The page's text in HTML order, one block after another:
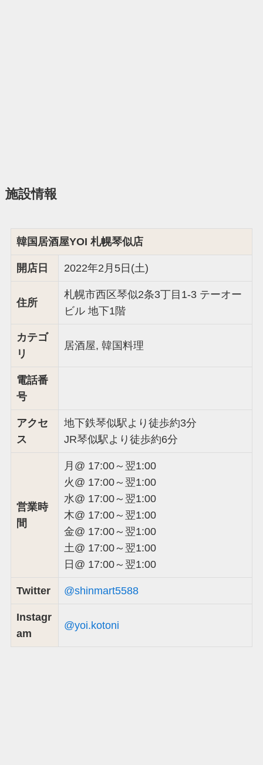
施設情報
韓国居酒屋YOI 札幌琴似店
開店日 2022年2月5日(土)
住所
札幌市西区琴似2条3丁目1-3 テーオー
ビル 地下1階
カテゴ
リ
居酒屋, 韓国料理
電話番
号
アクセ
ス
地下鉄琴似駅より徒歩約3分
JR琴似駅より徒歩約6分
営業時
間
月@ 17:00～翌1:00
火@ 17:00～翌1:00
水@ 17:00～翌1:00
木@ 17:00～翌1:00
金@ 17:00～翌1:00
土@ 17:00～翌1:00
日@ 17:00～翌1:00
Twitter @shinmart5588
Instagr
am
@yoi.kotoni